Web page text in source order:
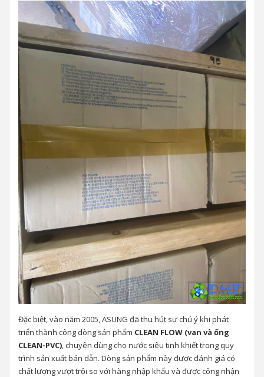
Đặc biệt, vào năm 2005, ASUNG đã thu hút sự chú ý khi phát
triển thành công dòng sản phẩm CLEAN FLOW (van và ống
CLEAN-PVC), chuyên dùng cho nước siêu tinh khiết trong quy
trình sản xuất bán dẫn. Dòng sản phẩm này được đánh giá có
chất lượng vượt trội so với hàng nhập khẩu và được công nhận